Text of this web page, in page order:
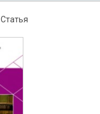
Статья